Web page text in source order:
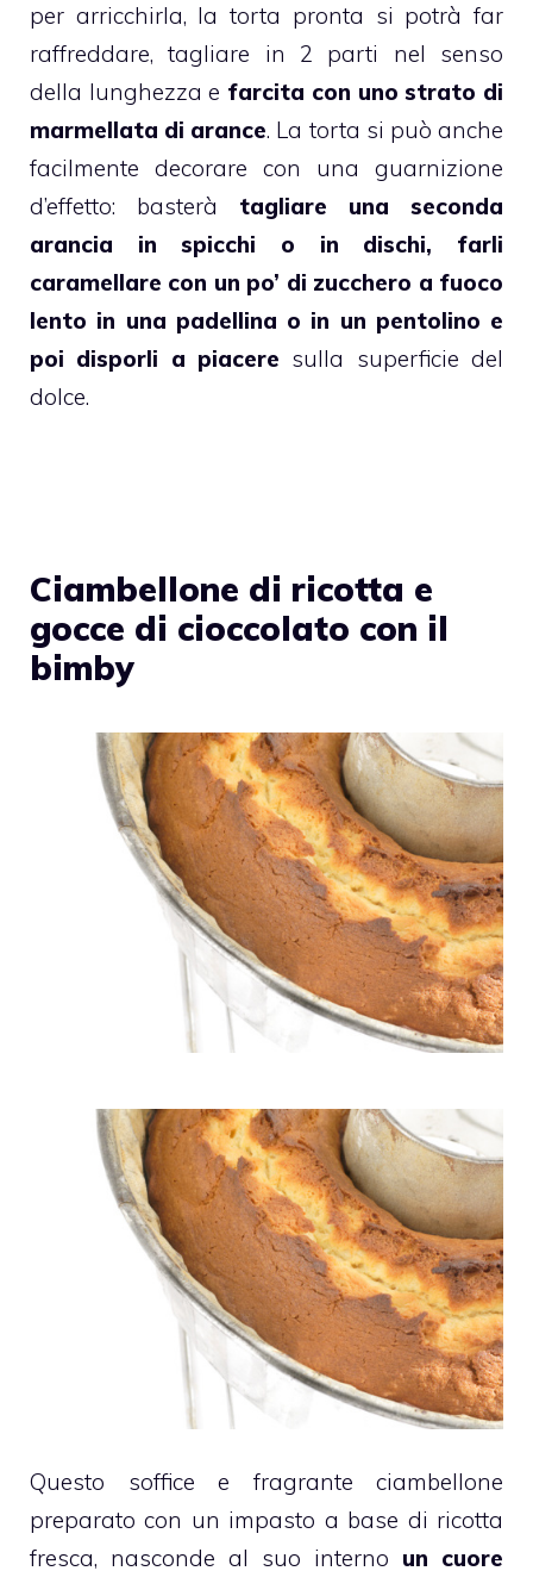
per arricchirla, la torta pronta si potrà far
raffreddare, tagliare in 2 parti nel senso
della lunghezza e farcita con uno strato di
marmellata di arance. La torta si può anche
facilmente decorare con una guarnizione
d’effetto: basterà tagliare una seconda
arancia in spicchi o in dischi, farli
caramellare con un po’ di zucchero a fuoco
lento in una padellina o in un pentolino e
poi disporli a piacere sulla superficie del
dolce.
Ciambellone di ricotta e
gocce di cioccolato con il
bimby
Questo soffice e fragrante ciambellone
preparato con un impasto a base di ricotta
fresca, nasconde al suo interno un cuore